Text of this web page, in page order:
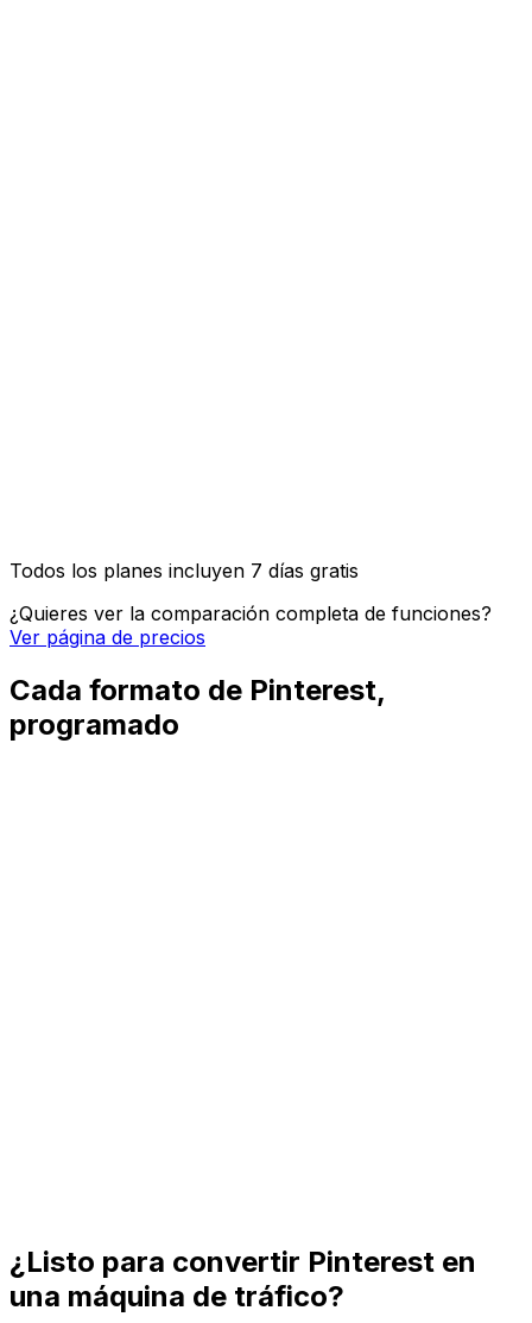
Todos los planes incluyen 7 días gratis
¿Quieres ver la comparación completa de funciones?
Ver página de precios
Cada formato de Pinterest,
programado
Pins estándar
¿Listo para convertir Pinterest en
una máquina de tráfico?